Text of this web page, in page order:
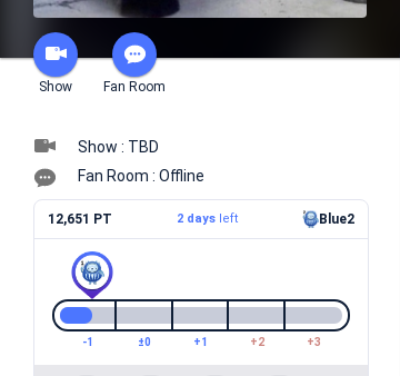
Show Fan Room
Show : TBD
Fan Room : Offline
12,651 PT 2 days left Blue2
-1 ±0 +1 +2 +3